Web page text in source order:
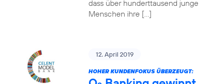
dass über hunderttausend junge
Menschen ihre […]
12. April 2019
HOHER KUNDENFOKUS ÜBERZEUGT: